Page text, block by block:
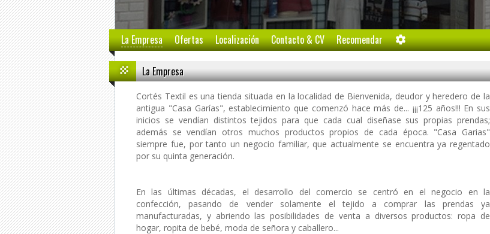
La Empresa Ofertas Localización Contacto & CV Recomendar
La Empresa
Cortés Textil es una tienda situada en la localidad de Bienvenida, deudor y heredero de la
antigua "Casa Garías", establecimiento que comenzó hace más de... ¡¡¡125 años!!! En sus
inicios se vendían distintos tejidos para que cada cual diseñase sus propias prendas;
además se vendían otros muchos productos propios de cada época. "Casa Garias"
siempre fue, por tanto un negocio familiar, que actualmente se encuentra ya regentado
por su quinta generación.
En las últimas décadas, el desarrollo del comercio se centró en el negocio en la
confección, pasando de vender solamente el tejido a comprar las prendas ya
manufacturadas, y abriendo las posibilidades de venta a diversos productos: ropa de
hogar, ropita de bebé, moda de señora y caballero...